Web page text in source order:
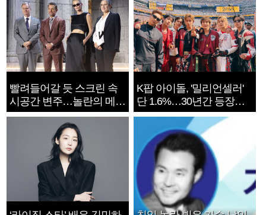
빨려들어갈 듯 스크린 속
시공간 변주…놀란의 메시
지는 ‘전쟁 속죄’
K팝 아이돌, '밀리언셀러'
단 1.6%…30년간 등장
1182개팀 전수조사